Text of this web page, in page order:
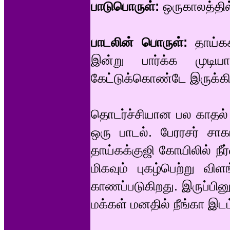
பாடுபொருள்:
பாடலின் பொருள்:
இன்று பார்க்க
கேட்டுக்கொண்டே
தொடர்ச்சியான பல
ஒரு பாடல். பேரரசர்
தாய்கக்குஜி கோயிலில்
மிகவும் புகழ்பெற்று
காணப்படுகிறது.
மக்கள் மனதில் நீங்கா